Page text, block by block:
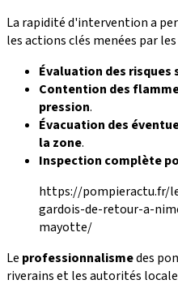
La rapidité d'intervention a
les actions clés menées par
Évaluation des risques
Contention des
pression.
Évacuation des
la zone.
Inspection complète
https://pompieractu.fr/
gardois-de-retour-a-
mayotte/
Le professionnalismedes
riverains et les autorités